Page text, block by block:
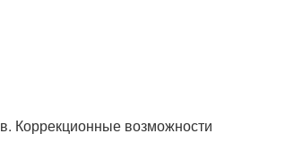
Коррекционные возможности